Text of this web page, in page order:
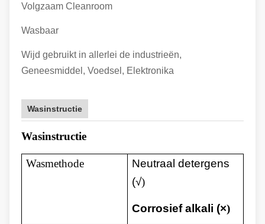
Volgzaam Cleanroom
Wasbaar
Wijd gebruikt in allerlei de industrieën,
Geneesmiddel, Voedsel, Elektronika
Wasinstructie
Wasinstructie
Wasmethode
Neutraal detergens
(√)
Corrosief alkali (×)